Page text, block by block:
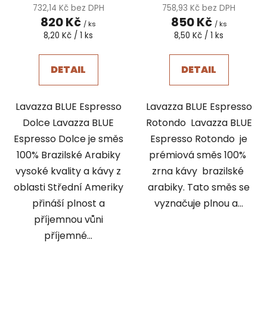
732,14 Kč bez DPH
820 Kč / ks
Měrná
8,20 Kč / 1 ks
DETAIL
Lavazza BLUE Espresso
Dolce Lavazza BLUE
Espresso Dolce je směs
100% Brazilské Arabiky
vysoké kvality a kávy z
oblasti Střední Ameriky
přináší plnost a
příjemnou vůni
příjemné...
758,93 Kč bez DPH
850 Kč / ks
Měrná
8,50 Kč / 1 ks
DETAIL
Lavazza BLUE Espresso
Rotondo Lavazza BLUE
Espresso Rotondo je
prémiová směs 100%
zrna kávy brazilské
arabiky. Tato směs se
vyznačuje plnou a...